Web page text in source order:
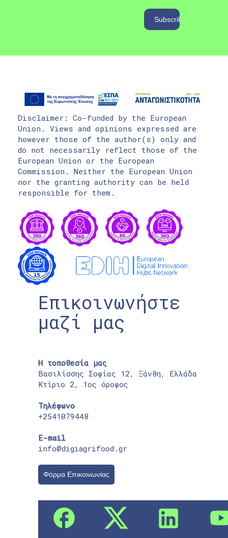
Disclaimer: Co-funded by the European
Union. Views and opinions expressed are
however those of the author(s) only and
do not necessarily reflect those of the
European Union or the European
Commission. Neither the European Union
nor the granting authority can be held
responsible for them.
Επικοινωνήστε
μαζί μας
Η τοποθεσία μας
Βασιλίσσης Σοφίας 12, Ξάνθη, Ελλάδα
Κτίριο 2, 1ος όροφος
Τηλέφωνο
+2541079448
E-mail
info@digiagrifood.gr
Φόρμα Επικοινωνίας